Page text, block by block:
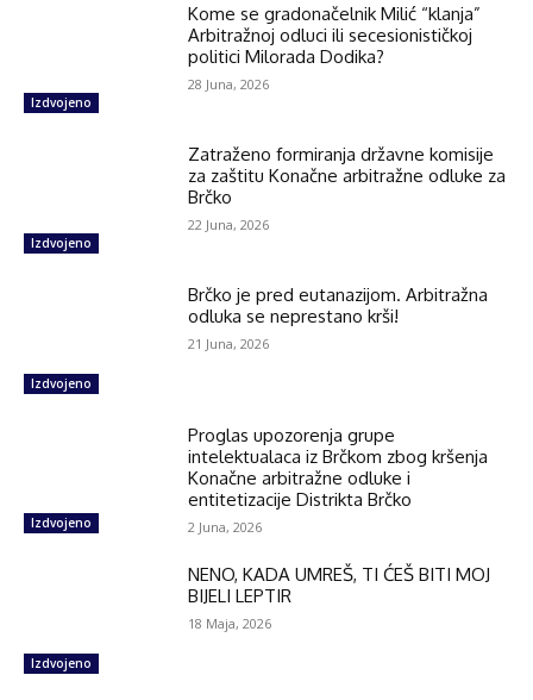
Izdvojeno
Kome se gradonačelnik Milić “klanja”
Arbitražnoj odluci ili secesionističkoj
politici Milorada Dodika?
28 Juna, 2026
Izdvojeno
Zatraženo formiranja državne komisije
za zaštitu Konačne arbitražne odluke za
Brčko
22 Juna, 2026
Izdvojeno
Brčko je pred eutanazijom. Arbitražna
odluka se neprestano krši!
21 Juna, 2026
Izdvojeno
Proglas upozorenja grupe
intelektualaca iz Brčkom zbog kršenja
Konačne arbitražne odluke i
entitetizacije Distrikta Brčko
2 Juna, 2026
Izdvojeno
NENO, KADA UMREŠ, TI ĆEŠ BITI MOJ
BIJELI LEPTIR
18 Maja, 2026